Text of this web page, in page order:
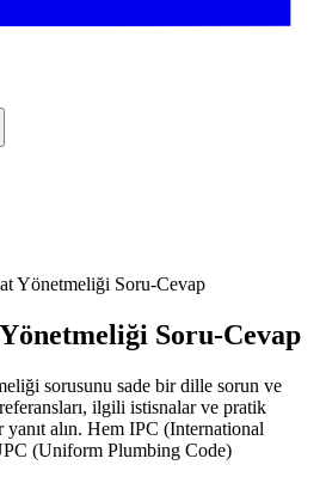
Yönetmeliği Soru-Cevap
Soru-Cevap
sorusunu sade bir dille sorun ve
ilgili istisnalar ve pratik
alın. Hem IPC (International
(Uniform Plumbing Code)